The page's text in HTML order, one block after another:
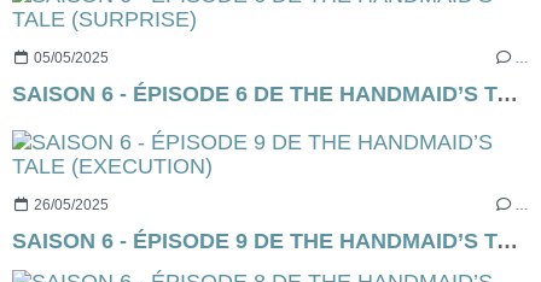
05/05/2025 …
SAISON 6 - ÉPISODE 6 DE THE HANDMAID’S TALE (SURPRISE)
26/05/2025 …
SAISON 6 - ÉPISODE 9 DE THE HANDMAID’S TALE (EXECUTION)